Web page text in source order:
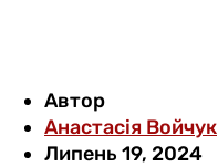
Автор
Анастасія Войчук
Липень 19, 2024